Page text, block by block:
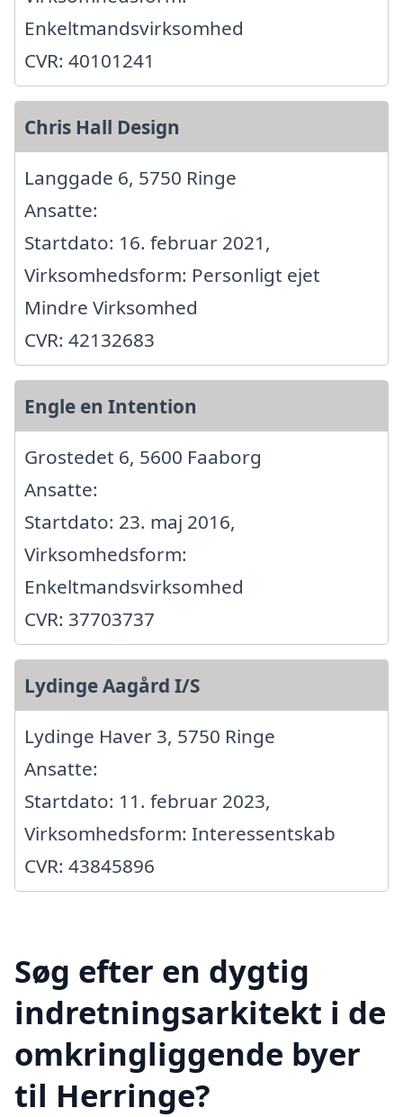
Enkeltmandsvirksomhed
CVR: 40101241
Chris Hall Design
Langgade 6, 5750 Ringe
Ansatte:
Startdato: 16. februar 2021,
Virksomhedsform: Personligt ejet
Mindre Virksomhed
CVR: 42132683
Engle en Intention
Grostedet 6, 5600 Faaborg
Ansatte:
Startdato: 23. maj 2016,
Virksomhedsform:
Enkeltmandsvirksomhed
CVR: 37703737
Lydinge Aagård I/S
Lydinge Haver 3, 5750 Ringe
Ansatte:
Startdato: 11. februar 2023,
Virksomhedsform: Interessentskab
CVR: 43845896
Søg efter en dygtig
indretningsarkitekt i de
omkringliggende byer
til Herringe?